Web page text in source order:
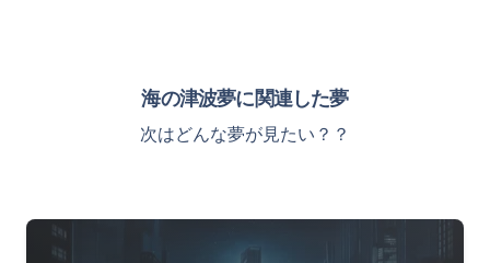
海の津波夢に関連した夢
次はどんな夢が見たい？？